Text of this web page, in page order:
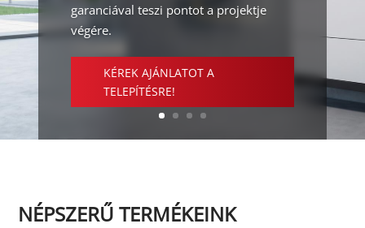
garanciával teszi pontot a projektje
végére.
KÉREK AJÁNLATOT A
TELEPÍTÉSRE!
NÉPSZERŰ TERMÉKEINK